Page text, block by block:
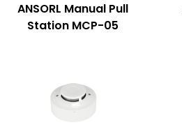
ANSORL Manual Pull
Station MCP-05